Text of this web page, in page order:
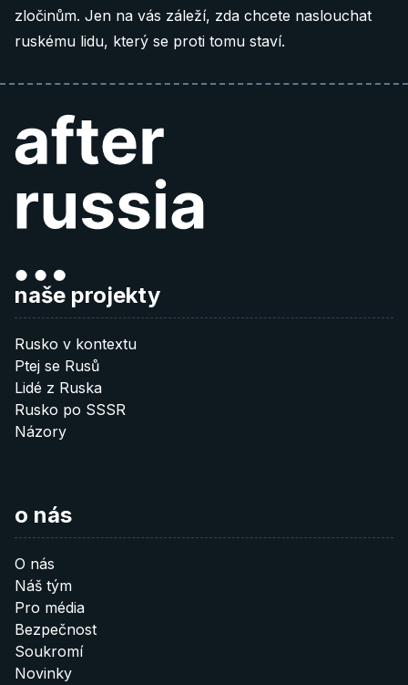
zločinům. Jen na vás záleží, zda chcete naslouchat
ruskému lidu, který se proti tomu staví.
naše projekty
Rusko v kontextu
Ptej se Rusů
Lidé z Ruska
Rusko po SSSR
Názory
o nás
O nás
Náš tým
Pro média
Bezpečnost
Soukromí
Novinky